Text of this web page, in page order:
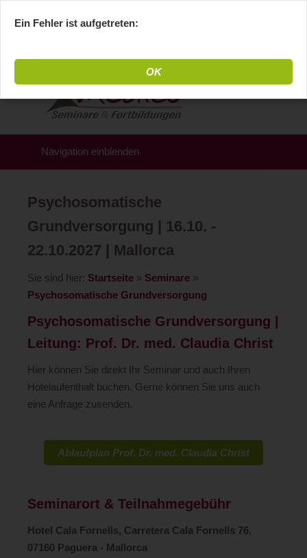
Navigation einblenden
Psychosomatische
Grundversorgung | 16.10. -
22.10.2027 | Mallorca
Sie sind hier: Startseite » Seminare »
Psychosomatische Grundversorgung
Psychosomatische Grundversorgung |
Leitung: Prof. Dr. med. Claudia Christ
Hier können Sie direkt Ihr Seminar und auch Ihren
Hotelaufenthalt buchen. Gerne können Sie uns auch
eine Anfrage zusenden.
Ablaufplan Prof. Dr. med. Claudia Christ
Seminarort & Teilnahmegebühr
Hotel Cala Fornells, Carretera Cala Fornells 76,
07160 Paguera - Mallorca
Ein Fehler ist aufgetreten:
OK